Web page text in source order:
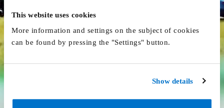
This website uses cookies
More information and settings on the subject of cookies
can be found by pressing the "Settings" button.
Show details